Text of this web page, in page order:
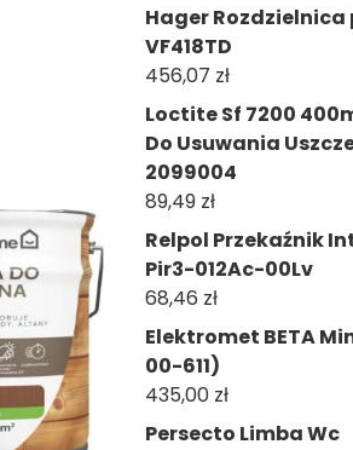
Hager Rozdzielnica
VF418TD
456,07 zł
Loctite Sf 7200
Do Usuwania
2099004
89,49 zł
Relpol Przekaźnik
Pir3-012Ac-00Lv
68,46 zł
Elektromet BETA
00-611)
435,00 zł
Persecto Limba Wc